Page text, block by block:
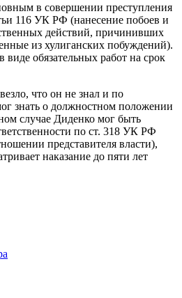
в совершении преступления
116 УК РФ (нанесениe побоев и
действий, причинивших
из хулиганских побуждений).
виде обязательных работ на срок
что он не знал и по
знать о должностном положении
случае Диденко мог быть
по ст. 318 УК РФ
представителя власти),
наказание до пяти лет